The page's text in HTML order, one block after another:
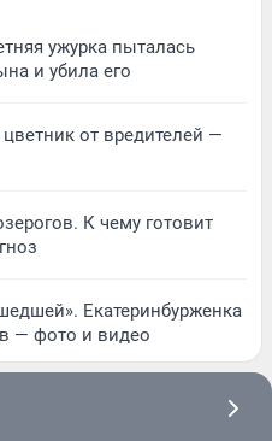
ужурка пыталась
и убила его
от вредителей —
К чему готовит
Екатеринбурженка
— фото и видео